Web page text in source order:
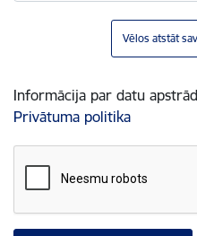
Vēlos atstāt
Informācija par datu
Privātuma politika